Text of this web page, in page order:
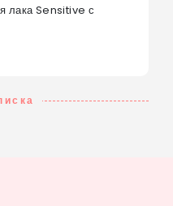
лака Sensitive с